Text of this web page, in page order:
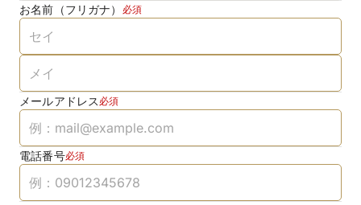
お名前（フリガナ） 必須
メールアドレス 必須
電話番号必須